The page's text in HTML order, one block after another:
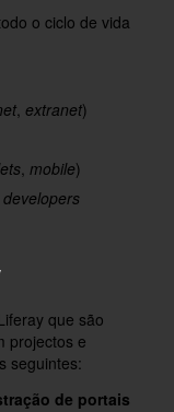
o ciclo de vida
, extranet)
, mobile)
developers
que são
projectos e
seguintes:
de portais